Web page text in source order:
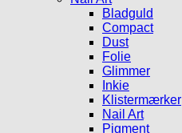
Bladguld
Compact
Dust
Folie
Glimmer
Inkie
Klistermærker
Nail Art
Pigment